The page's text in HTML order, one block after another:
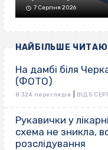
7 Серпня 2026
НАЙБІЛЬШЕ
На дамбі біля
(ФОТО)
8 324 переглядів ВІД 5
Рукавички у
схема не зникла,
розслідування